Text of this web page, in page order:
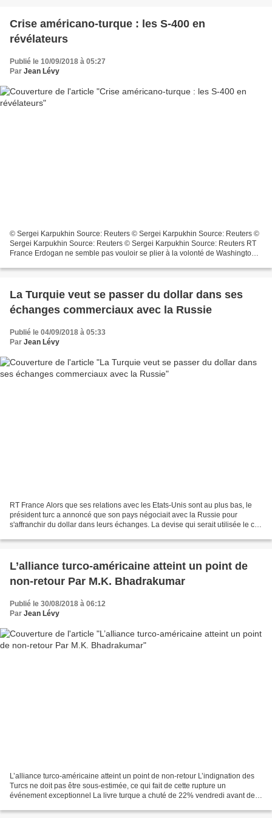
Crise américano-turque : les S-400 en
révélateurs
Publié le 10/09/2018 à 05:27
Par Jean Lévy
© Sergei Karpukhin Source: Reuters © Sergei Karpukhin Source: Reuters ©
Sergei Karpukhin Source: Reuters © Sergei Karpukhin Source: Reuters RT
France Erdogan ne semble pas vouloir se plier à la volonté de Washington.
La Turquie veut se passer du dollar dans ses
échanges commerciaux avec la Russie
Publié le 04/09/2018 à 05:33
Par Jean Lévy
RT France Alors que ses relations avec les Etats-Unis sont au plus bas, le
président turc a annoncé que son pays négociait avec la Russie pour
s'affranchir du dollar dans leurs échanges. La devise qui serait utilisée le cas
L’alliance turco-américaine atteint un point de
non-retour Par M.K. Bhadrakumar
Publié le 30/08/2018 à 06:12
Par Jean Lévy
L’alliance turco-américaine atteint un point de non-retour L’indignation des
Turcs ne doit pas être sous-estimée, ce qui fait de cette rupture un
événement exceptionnel La livre turque a chuté de 22% vendredi avant de